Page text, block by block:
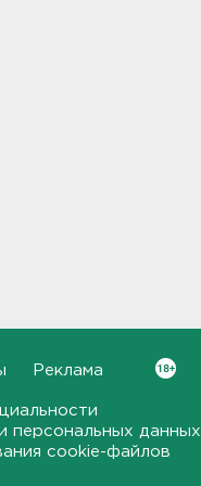
Реклама
персональных данных
cookie-файлов